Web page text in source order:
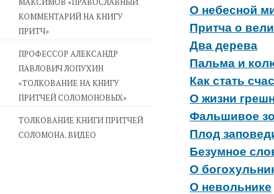
КОММЕНТАРИЙ НА КНИГУ
ПРИТЧ»
ПРОФЕССОР АЛЕКСАНДР
ПАВЛОВИЧ ЛОПУХИН
«ТОЛКОВАНИЕ НА КНИГУ
ПРИТЧЕЙ СОЛОМОНОВЫХ»
ТОЛКОВАНИЕ КНИГИ ПРИТЧЕЙ
СОЛОМОНА. ВИДЕО
О небесной
Притча о
Два дерева
Пальма и
Как стать
О жизни
Фальшивое
Плод
Безумное
О
О невольнике